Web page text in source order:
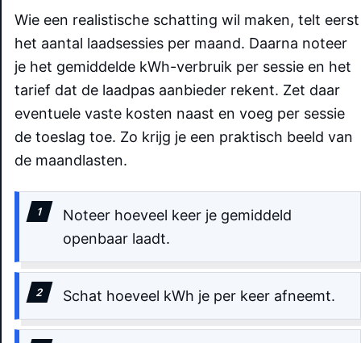
Wie een realistische schatting wil maken, telt eerst
het aantal laadsessies per maand. Daarna noteer
je het gemiddelde kWh-verbruik per sessie en het
tarief dat de laadpas aanbieder rekent. Zet daar
eventuele vaste kosten naast en voeg per sessie
de toeslag toe. Zo krijg je een praktisch beeld van
de maandlasten.
Noteer hoeveel keer je gemiddeld
openbaar laadt.
Schat hoeveel kWh je per keer afneemt.